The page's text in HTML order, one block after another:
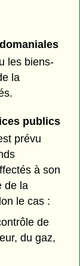
les biens-
la
publics
prévu
à son
de la
le cas :
de
du gaz,